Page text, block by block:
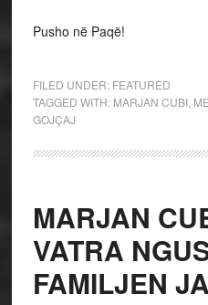
Pusho në Paqë!
FILED UNDER: FEATURED
TAGGED WITH: MARJAN CUBI,
GOJÇAJ
MARJAN
VATRA
FAMILJEN